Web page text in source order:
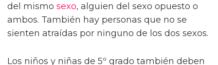
del mismo sexo, alguien del sexo opuesto o
ambos. También hay personas que no se
sienten atraídas por ninguno de los dos sexos.
Los niños y niñas de 5º grado también deben